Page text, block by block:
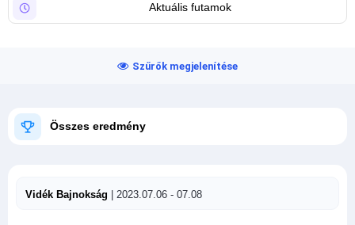
Aktuális futamok
Szűrők megjelenítése
Összes eredmény
Vidék Bajnokság | 2023.07.06 - 07.08